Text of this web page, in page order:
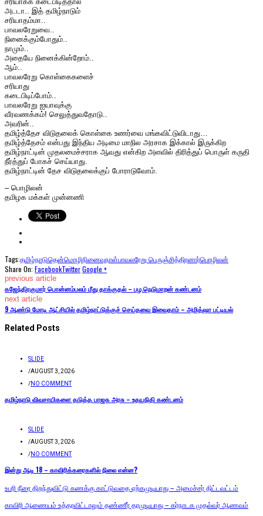
அடடா.. இத் தமிழ்நாடும்
சரியாதம்மா..
பாவலரேறுவை..
நினைக்கும்போதும்..
நாமும்..
அதையே நினைக்கின்றோம்..
ஆம்..
பாவலரேறு கொள்கைகளைச்
சரியாது
கடைபிடிப்போம்..
பாவலரேறு ஐயாவுக்கு
வீரவணக்கம்! செலுத்துவதோடு..
அவரின்..
தமிழ்த்தேச விடுதலைக் கொள்கை உணர்வை மங்கவிட்டுவிடாது…
தமிழ்த்தேசம் என்பது இந்திய அடிமை மாநில அரசாக இக்கால் இருக்கிற
தமிழ்நாட்டின் முதலமைச்சராக ஆவது என்கிற அளவில் திரித்துப் பொருள் கருதி
நீர்த்துப் போகச் செய்யாது.
தமிழ்நாட்டின் தேச விடுதலைக்குப் போராடுவோம்.
– பொழிலன்
தமிழக மக்கள் முன்னணி
Tags:தமிழ்நாடுதென்மொழிநினைவுநாள்பாவலரேறு பெருஞ்சித்திரனார்பொழிலன்
Share On: FacebookTwitterGoogle +
previous article
கஜேந்திரகுமார் பொன்னம்பலம் மீது தாக்குதல் – பழ.நெடுமாறன் கண்டனம்
next article
9 ஆண்டு மோடி ஆட்சியில் தமிழ்நாட்டுக்குச் செய்தவை இவைதாம் – அமித்ஷா பட்டியல்
Related Posts
SLIDE
/AUGUST 3, 2026
/NO COMMENT
தமிழ்நாடு விவசாயிகளை தடுத்த பாஜக அரசு – உதயநிதி கண்டனம்
SLIDE
/AUGUST 3, 2026
/NO COMMENT
இன்று ஆடி 18 – காவிரிக்கரைகளில் நிலை என்ன?
உபரி நீரை திறந்துவிட்டு கணக்கு காட்டுவதை ஏற்கமுடியாது – அமைச்சர் திட்டவட்டம்
காவிரி ஆணையம் உத்தரவிட்டாலும் தண்ணீர் தரமுடியாது – கர்நாடக முதல்வர் ஆணவம்